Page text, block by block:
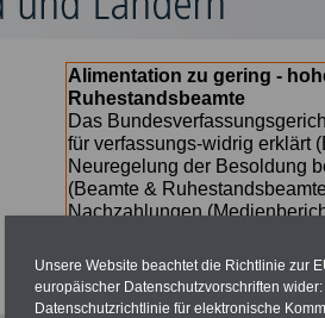
Alimentation zu gering -
Ruhestandsbeamte
Das
für verfassungs-widrig erklärt
Neuregelung der Besoldung
(Beamte &
Nachzahlungen
SERVICE gibt hierzu im II.
(unmittelbar nach Beschluss
Bundesregierung >>>
zur
Unsere Website beachtet die Richtlinie zur
europäischer Datenschutzvorschriften
Datenschutzrichtlinie für elektronische